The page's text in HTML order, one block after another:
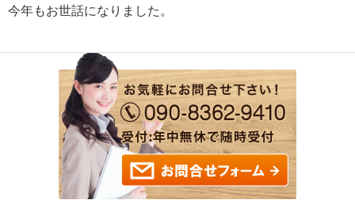
今年もお世話になりました。